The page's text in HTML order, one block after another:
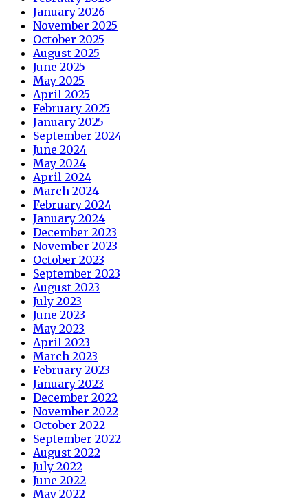
January 2026
November 2025
October 2025
August 2025
June 2025
May 2025
April 2025
February 2025
January 2025
September 2024
June 2024
May 2024
April 2024
March 2024
February 2024
January 2024
December 2023
November 2023
October 2023
September 2023
August 2023
July 2023
June 2023
May 2023
April 2023
March 2023
February 2023
January 2023
December 2022
November 2022
October 2022
September 2022
August 2022
July 2022
June 2022
May 2022